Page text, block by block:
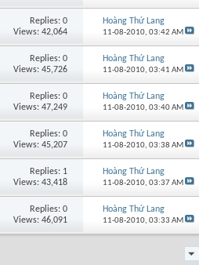
Replies: 0
Views: 42,064
Hoàng Thứ Lang
11-08-2010, 03:42 AM
Replies: 0
Views: 45,726
Hoàng Thứ Lang
11-08-2010, 03:41 AM
Replies: 0
Views: 47,249
Hoàng Thứ Lang
11-08-2010, 03:40 AM
Replies: 0
Views: 45,207
Hoàng Thứ Lang
11-08-2010, 03:38 AM
Replies: 1
Views: 43,418
Hoàng Thứ Lang
11-08-2010, 03:37 AM
Replies: 0
Views: 46,091
Hoàng Thứ Lang
11-08-2010, 03:33 AM